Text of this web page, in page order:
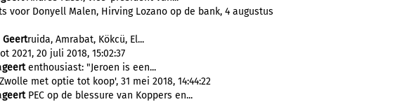
voor Donyell Malen, Hirving Lozano op de bank, 4 augustus
Geertruida, Amrabat, Kökcü, El...
2021, 20 juli 2018, 15:02:37
geertenthousiast: "Jeroen is een...
met optie tot koop', 31 mei 2018, 14:44:22
geertPEC op de blessure van Koppers en...